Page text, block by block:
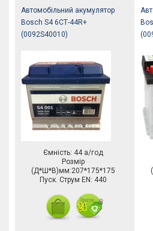
Автомобільний акумулятор
Bosch S4 6СТ-44R+
(0092S40010)
Ємність: 44 а/год
Розмір
(Д*Ш*В)мм:207*175*175
Пуск. Струм EN: 440